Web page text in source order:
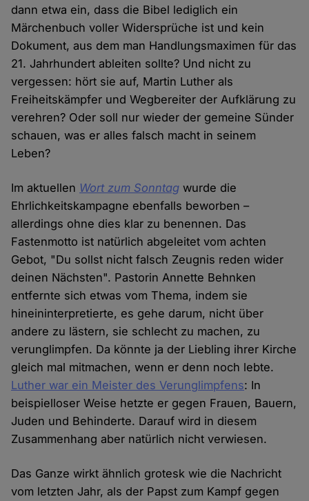
dann etwa ein, dass die Bibel lediglich ein
Märchenbuch voller Widersprüche ist und kein
Dokument, aus dem man Handlungsmaximen für das
21. Jahrhundert ableiten sollte? Und nicht zu
vergessen: hört sie auf, Martin Luther als
Freiheitskämpfer und Wegbereiter der Aufklärung zu
verehren? Oder soll nur wieder der gemeine Sünder
schauen, was er alles falsch macht in seinem
Leben?
Im aktuellen Wort zum Sonntag wurde die
Ehrlichkeitskampagne ebenfalls beworben –
allerdings ohne dies klar zu benennen. Das
Fastenmotto ist natürlich abgeleitet vom achten
Gebot, "Du sollst nicht falsch Zeugnis reden wider
deinen Nächsten". Pastorin Annette Behnken
entfernte sich etwas vom Thema, indem sie
hineininterpretierte, es gehe darum, nicht über
andere zu lästern, sie schlecht zu machen, zu
verunglimpfen. Da könnte ja der Liebling ihrer Kirche
gleich mal mitmachen, wenn er denn noch lebte.
Luther war ein Meister des Verunglimpfens: In
beispielloser Weise hetzte er gegen Frauen, Bauern,
Juden und Behinderte. Darauf wird in diesem
Zusammenhang aber natürlich nicht verwiesen.
Das Ganze wirkt ähnlich grotesk wie die Nachricht
vom letzten Jahr, als der Papst zum Kampf gegen